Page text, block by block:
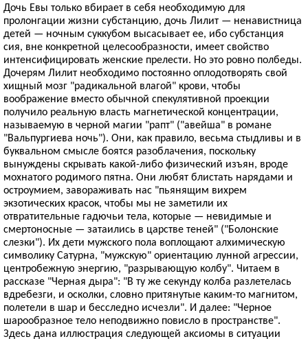
Дочь Евы только вбирает в себя необходимую для
пролонгации жизни субстанцию, дочь Лилит — ненавистница
детей — ночным суккубом высасывает ее, ибо субстанция
сия, вне конкретной целесообразности, имеет свойство
интенсифицировать женские прелести. Но это ровно полбеды.
Дочерям Лилит необходимо постоянно оплодотворять свой
хищный мозг "радикальной влагой" крови, чтобы
воображение вместо обычной спекулятивной проекции
получило реальную власть магнетической концентрации,
называемую в черной магии "рапт" ("авейша" в романе
"Вальпургиева ночь"). Они, как правило, весьма стыдливы и в
буквальном смысле боятся разоблачения, поскольку
вынуждены скрывать какой-либо физический изъян, вроде
мохнатого родимого пятна. Они любят блистать нарядами и
остроумием, завораживать нас "пьянящим вихрем
экзотических красок, чтобы мы не заметили их
отвратительные гадючьи тела, которые — невидимые и
смертоносные — затаились в царстве теней" ("Болонские
слезки"). Их дети мужского пола воплощают алхимическую
символику Сатурна, "мужскую" ориентацию лунной агрессии,
центробежную энергию, "разрывающую колбу". Читаем в
рассказе "Черная дыра": "В ту же секунду колба разлетелась
вдребезги, и осколки, словно притянутые каким-то магнитом,
полетели в шар и бесследно исчезли". И далее: "Черное
шарообразное тело неподвижно повисло в пространстве".
Здесь дана иллюстрация следующей аксиомы в ситуации